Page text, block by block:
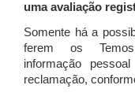
uma avaliação
Somente há a
ferem os
informação
reclamação,